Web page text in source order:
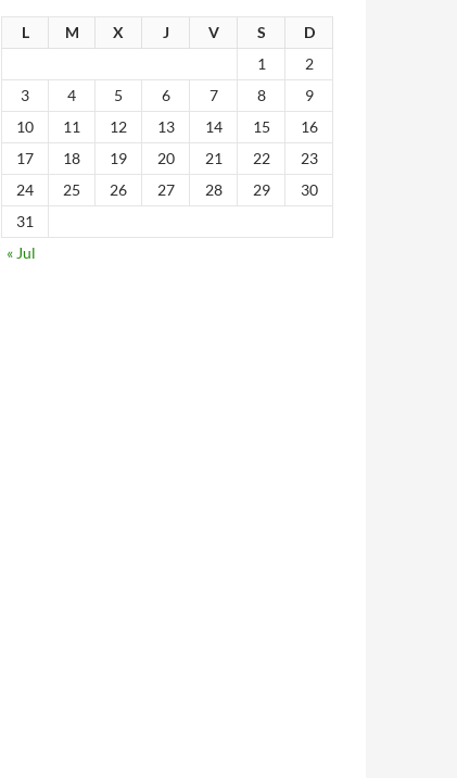
L M X J V S
D
1
2
3
4 5 6 7 8
9
10
11 12 13 14 15
16
17
18 19 20 21 22
23
24
25 26 27 28 29
30
31
« Jul